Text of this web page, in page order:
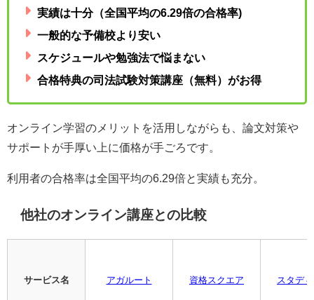
実績は十分（全国平均の6.29倍の合格率)
一般的な予備校より安い
スケジュールや勉強法で悩まない
合格特典の司法試験対策講座（無料）がお得
オンライン学習のメリットを活用しながらも、論文対策や
サポートが手厚い上に価格が手ごろです。
利用者の合格率は全国平均の6.29倍と実績も充分。
他社のオンライン講座との比較
サービス名 アガルート 資格スクエア スタデ